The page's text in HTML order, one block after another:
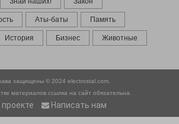
Аты-баты Память
История Бизнес Животные
защищены © 2024 electrostal.com.
материалов ссылка на сайт обязательна.
Написать нам